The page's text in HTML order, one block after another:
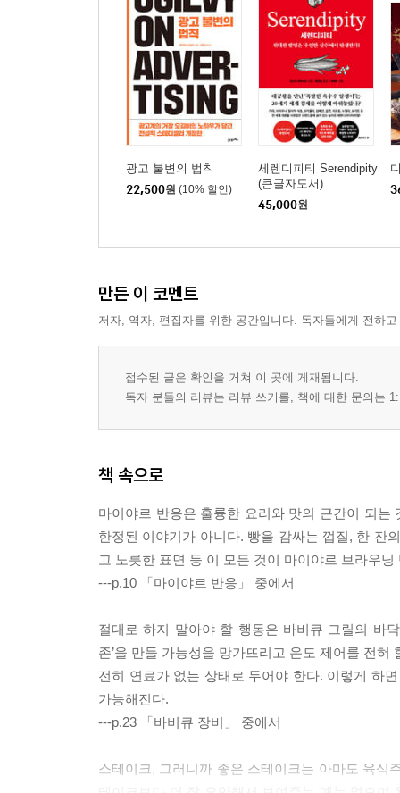
광고 불변의 법칙
22,500원 (10% 할인)
세렌디피티 Serendipity
(큰글자도서)
45,000원
만든 이 코멘트
저자, 역자, 편집자를 위한 공간입니다. 독자들에게 전하
접수된 글은 확인을 거쳐 이 곳에 게재됩니다.
독자 분들의 리뷰는 리뷰 쓰기를, 책에 대한 문의는
책 속으로
마이야르 반응은 훌륭한 요리와 맛의 근간이 되
한정된 이야기가 아니다. 빵을 감싸는 껍질, 한 잔
고 노릇한 표면 등 이 모든 것이 마이야르 브라우
---p.10 「마이야르 반응」 중에서
절대로 하지 말아야 할 행동은 바비큐 그릴의 바
존’을 만들 가능성을 망가뜨리고 온도 제어를 전
전히 연료가 없는 상태로 두어야 한다. 이렇게 하
가능해진다.
---p.23 「바비큐 장비」 중에서
스테이크, 그러니까 좋은 스테이크는 아마도 육식